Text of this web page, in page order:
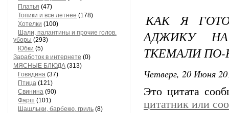
Платья (47)
Топики и все летнее (178)
Хотелки (100)
Шали, палантины и прочие голов.
уборы (293)
Юбки (5)
Заработок в интернете (0)
МЯСНЫЕ БЛЮДА (313)
Говядина (37)
Птица (121)
Свинина (90)
Фарш (101)
Шашлыки, барбекю, гриль (8)
КАК Я
АДЖИКУ
ТКЕМАЛИ ПО-
Четверг, 20 Июня
Это цитата
цитатник или